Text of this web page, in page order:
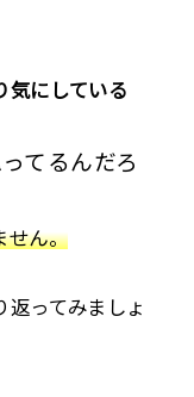
気にしている
てるんだろ
せん。
返ってみましょ